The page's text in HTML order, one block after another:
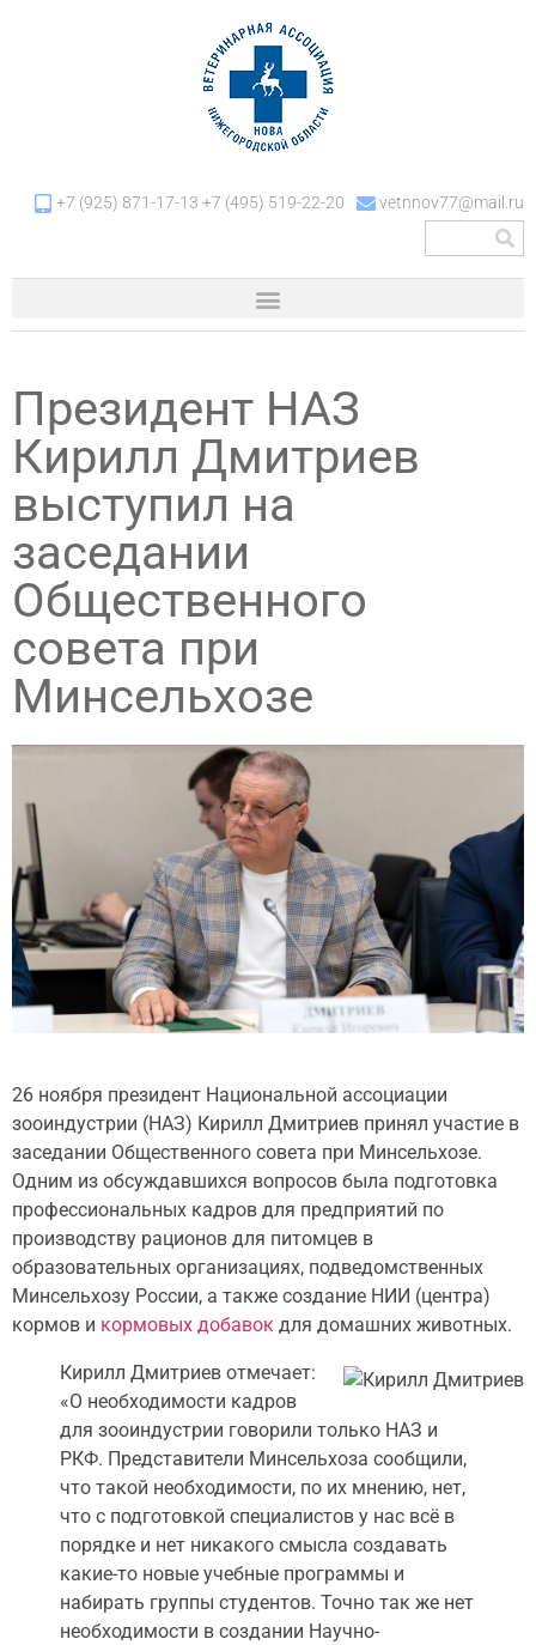
+7 (925) 871-17-13 +7 (495) 519-22-20 vetnnov77@mail.ru
Президент НАЗ
Кирилл Дмитриев
выступил на
заседании
Общественного
совета при
Минсельхозе
26 ноября президент Национальной ассоциации
зооиндустрии (НАЗ) Кирилл Дмитриев принял участие в
заседании Общественного совета при Минсельхозе.
Одним из обсуждавшихся вопросов была подготовка
профессиональных кадров для предприятий по
производству рационов для питомцев в
образовательных организациях, подведомственных
Минсельхозу России, а также создание НИИ (центра)
кормов и кормовых добавок для домашних животных.
Кирилл Дмитриев отмечает:
«О необходимости кадров
для зооиндустрии говорили только НАЗ и
РКФ. Представители Минсельхоза сообщили,
что такой необходимости, по их мнению, нет,
что с подготовкой специалистов у нас всё в
порядке и нет никакого смысла создавать
какие-то новые учебные программы и
набирать группы студентов. Точно так же нет
необходимости в создании Научно-